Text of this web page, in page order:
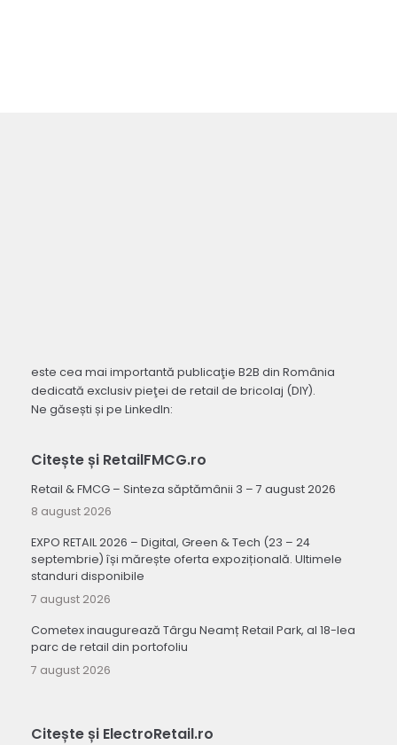
este cea mai importantă publicaţie B2B din România
dedicată exclusiv pieţei de retail de bricolaj (DIY).
Ne găsești și pe LinkedIn:
Citește și RetailFMCG.ro
Retail & FMCG – Sinteza săptămânii 3 – 7 august 2026
8 august 2026
EXPO RETAIL 2026 – Digital, Green & Tech (23 – 24
septembrie) își mărește oferta expozițională. Ultimele
standuri disponibile
7 august 2026
Cometex inaugurează Târgu Neamț Retail Park, al 18-lea
parc de retail din portofoliu
7 august 2026
Citește și ElectroRetail.ro